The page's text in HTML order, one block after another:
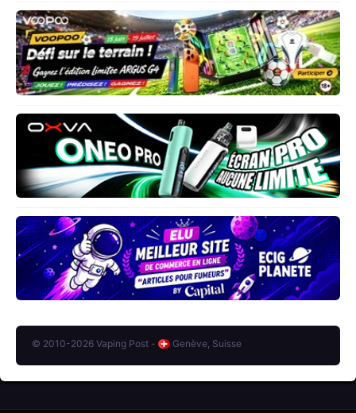
© 2010-2026 Vaping Post - Genève, Suisse